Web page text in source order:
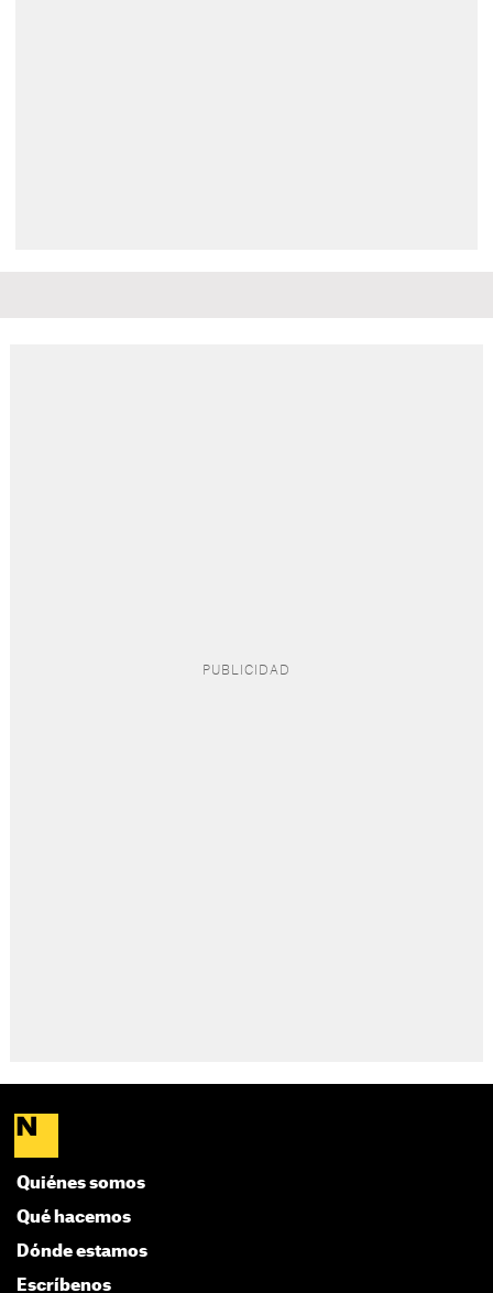
Quiénes somos
Qué hacemos
Dónde estamos
Escríbenos